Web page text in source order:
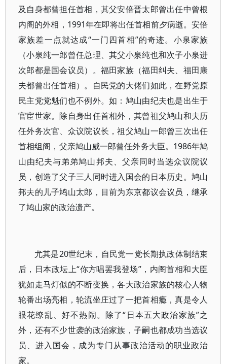
及自身都曾担任首相，其父安倍晋太郎曾出任中曾根
内阁的外相，1991年在即将出任首相前夕病逝。安倍
家族差一点就达成“一门四首相”的奇迹。小泉家族
（小泉纯一郎曾任总理、其父小泉纯也和次子小泉进
次郎都是国会议员）。福田家族（福田纠夫、福田康
夫都曾出任首相）。自民党的大佬们如此，在野党原
民主党党魁们也不例外。如：鸠山由纪夫也是出生于
官宦世家。除自身出任首相外，其曾祖父鸠山和夫历
任外务次官、众议院议长，祖父鸠山一郎曾三次出任
首相组阁，父亲鸠山威一郎曾任外务大臣。1986年鸠
山由纪夫与弟弟鸠山邦夫、父亲同时当选众议院议
员，创造了父子三人同时进入国会的日本历史。鸠山
邦夫的儿子鸠山太郎，目前为东京都议会议员，继承
了鸠山家的政治遗产。
尤其是20世纪末，自民党一党长期执政体制结束
后，日本政坛上“你方唱罢我登场”，内阁首相和大臣
犹如走马灯似的不断变换，各大政治家族的核心人物
轮番出场亮相，轮流坐庄过了一把首相瘾，真是令人
眼花缭乱、好不热闹。除了“日本五大政治家族”之
外，还有不少世袭的政治家族，子嗣也都成功当选议
员、进入国会，成为专门从事政治活动的职业政治
家。